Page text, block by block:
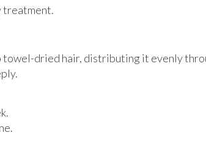
treatment.
dried hair, distributing it evenly